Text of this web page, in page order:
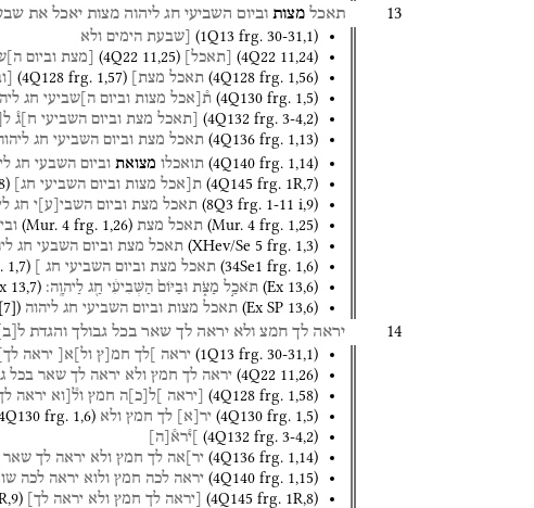
13 תאכל מצות וביום השביעי חג ליהוה מצות יאכל את
(1Q13 frg. 30-31,1) [שבעת הימים ולא
(4Q22 11,24) תאכל (4Q22 11,25) [מצת וביום
(4Q128 frg. 1,56) תאכל מצת] (4Q128 frg. 1,57)
(4Q130 frg. 1,5) ת֯[אכל מצות וביום ה]שביעי חג
(4Q132 frg. 3-4,2) [תאכל מצת וביום השביעי ח]ג֯ ל
(4Q136 frg. 1,13) תאכל מצת וביום השביעי חג
(4Q140 frg. 1,14) תואכלו מצואת וביום השבעי חג
(4Q145 frg. 1R,7) ת[אכל מצות וביום השביעי חג] )
(8Q3 frg. 1-11 i,9) תאכל מצת וביום השבי ע י חג
(Mur. 4 frg. 1,25) תאכל מצת (Mur. 4 frg. 1,26)
(XHev/Se 5 frg. 1,3) תאכל מצת וביום השבעי חג
(34Se1 frg. 1,6) תאכל מצת וביום השביעי חג 1,7)
(Ex 13,6) תֹּאכַ֣ל מַצֹּ֑ת וּבַיּוֹם֙ הַשְּׁבִיעִ֔י חַ֖ג לַיהוָֽה׃ 13,7)
(Ex SP 13,6) תאכל מצות וביום השביעי חג ליהוה [7])
14 יראה לך חמצ ולא יראה לך שאר בכל גבולך והגדת ל ב
(1Q13 frg. 30-31,1) יראה ]לך חמ[ץ ול]א[ יראה לך]
(4Q22 11,26) יראה לך חמץ ולא יראה לך שאר בכל
(4Q128 frg. 1,58) [יראה ]ל כ ה חמץ ול֯[וא יראה
(4Q130 frg. 1,5) יר א לך חמץ ולא frg. 1,6)
(4Q132 frg. 3-4,2) ]י֯רא֯ ה
(4Q136 frg. 1,14) יר]אה לך חמץ ולא יראה לך שאר
(4Q140 frg. 1,15) יראה לכה חמץ ולוא יראה לכה
(4Q145 frg. 1R,8) [יראה לך חמץ ולא יראה לך] ,9)